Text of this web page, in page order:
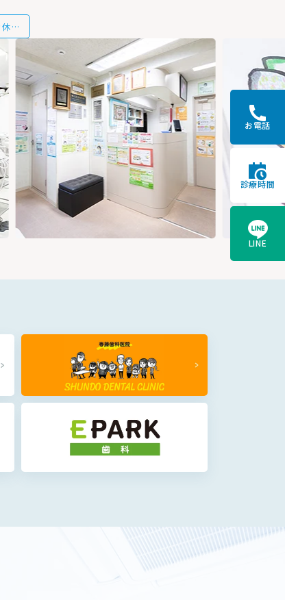
お盆休みと9月の臨時休診についてお知らせ